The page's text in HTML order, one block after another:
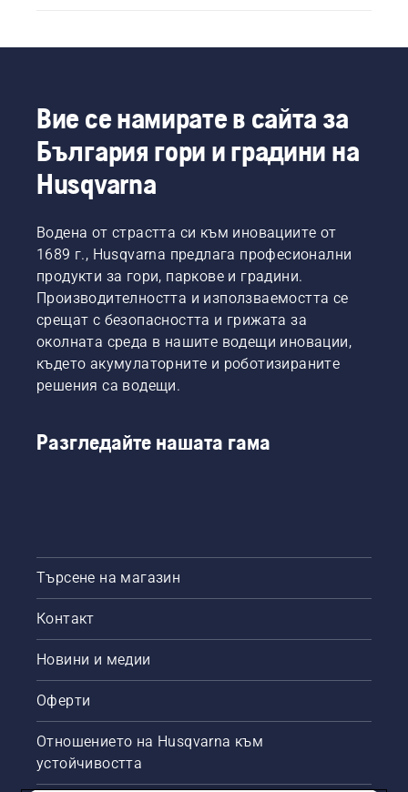
Вие се намирате в сайта за
България гори и градини на
Husqvarna
Водена от страстта си към иновациите от
1689 г., Husqvarna предлага професионални
продукти за гори, паркове и градини.
Производителността и използваемостта се
срещат с безопасността и грижата за
околната среда в нашите водещи иновации,
където акумулаторните и роботизираните
решения са водещи.
Разгледайте нашата гама
Търсене на магазин
Контакт
Новини и медии
Оферти
Отношението на Husqvarna към
устойчивостта